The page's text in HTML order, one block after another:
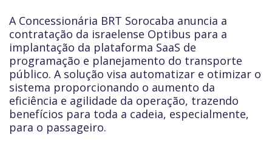
A Concessionária BRT Sorocaba anuncia a
contratação da israelense Optibus para a
implantação da plataforma SaaS de
programação e planejamento do transporte
público. A solução visa automatizar e otimizar o
sistema proporcionando o aumento da
eficiência e agilidade da operação, trazendo
benefícios para toda a cadeia, especialmente,
para o passageiro.